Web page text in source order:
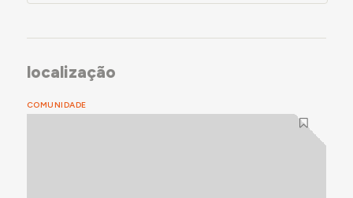
localização
COMUNIDADE